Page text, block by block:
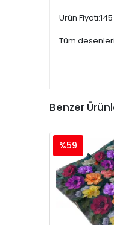
Ürün Fiyatı:145
Tüm
Benzer
%59